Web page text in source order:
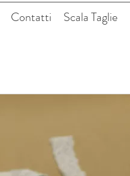
Contatti Scala Taglie